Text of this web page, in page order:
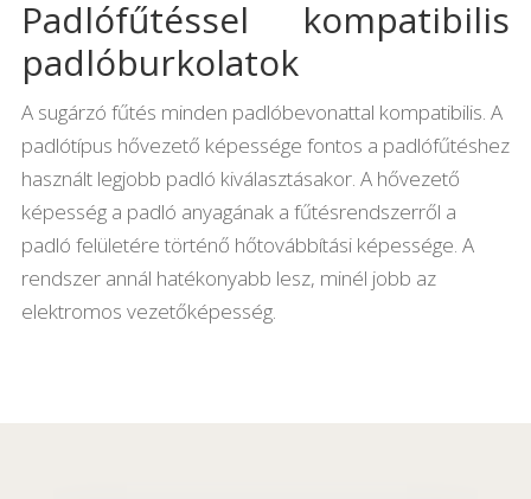
Padlófűtéssel kompatibilis
padlóburkolatok
A sugárzó fűtés minden padlóbevonattal kompatibilis. A
padlótípus hővezető képessége fontos a padlófűtéshez
használt legjobb padló kiválasztásakor. A hővezető
képesség a padló anyagának a fűtésrendszerről a
padló felületére történő hőtovábbítási képessége. A
rendszer annál hatékonyabb lesz, minél jobb az
elektromos vezetőképesség.